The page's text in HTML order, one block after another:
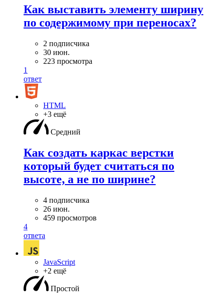
Как выставить элементу ширину
по содержимому при переносах?
2 подписчика
30 июн.
223 просмотра
1
ответ
HTML
+3 ещё
Средний
Как создать каркас верстки
который будет считаться по
высоте, а не по ширине?
4 подписчика
26 июн.
459 просмотров
4
ответа
JavaScript
+2 ещё
Простой